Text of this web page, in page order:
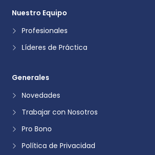
Nuestro Equipo
Profesionales
Líderes de Práctica
Generales
Novedades
Trabajar con Nosotros
Pro Bono
Política de Privacidad